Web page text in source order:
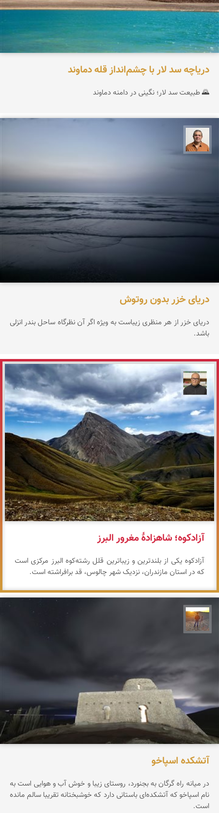
دریاچه سد لار با چشم‌انداز قله دماوند
🌄 طبیعت سد لار؛ نگینی در دامنه دماوند
دریای خزر بدون روتوش
دریای خزر از هر منظری زیباست به ویژه اگر آن نظرگاه ساحل بندر انزلی
باشد.
مازیار ذاکری
آزادکوه؛ شاهزادهٔ مغرور البرز
آزادکوه یکی از بلندترین و زیباترین قلل رشته‌کوه البرز مرکزی است
که در استان مازندران، نزدیک شهر چالوس، قد برافراشته است.
آتشکده اسپاخو
در میانه راه گرگان به بجنورد، روستای زیبا و خوش آب و هوایی است به
نام اسپاخو که آتشکده‌ای باستانی دارد که خوشبختانه تقریبا سالم مانده
است.